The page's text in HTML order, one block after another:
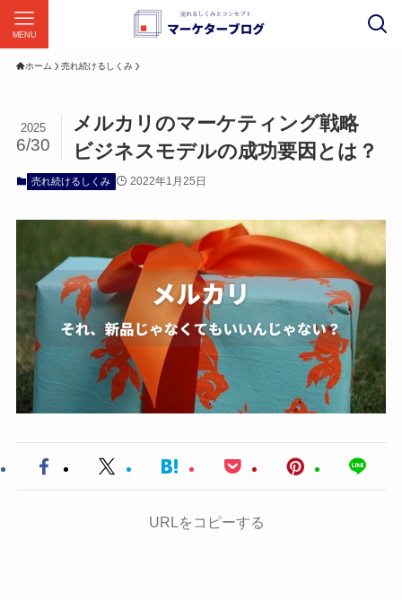
MENU
ホーム 売れ続けるしくみ
メルカリのマーケティング戦略
ビジネスモデルの成功要因とは？
2025
6/30
売れ続けるしくみ 2022年1月25日
URLをコピーする